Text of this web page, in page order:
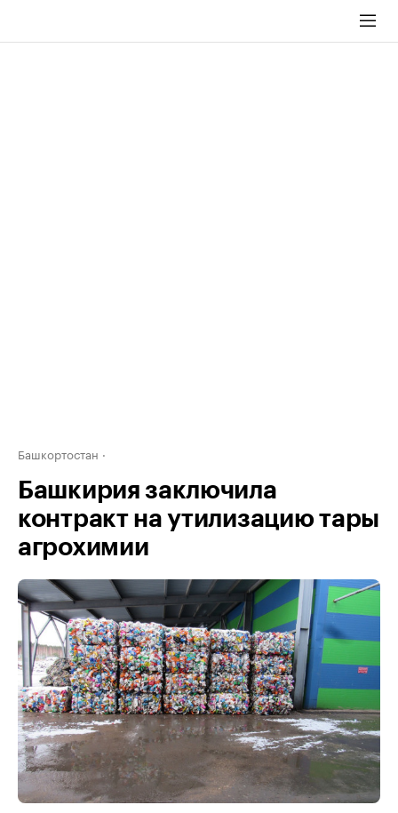
Башкортостан
Башкирия заключила
контракт на утилизацию тары
агрохимии